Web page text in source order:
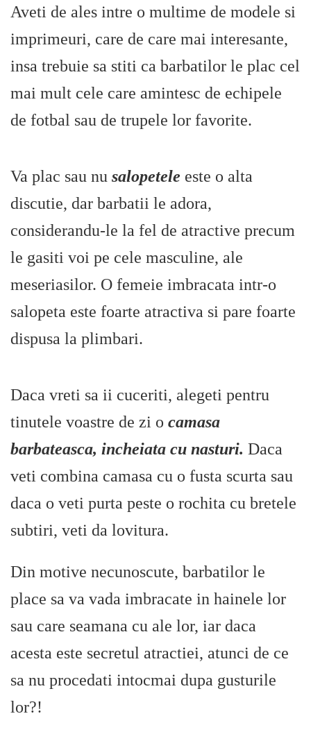
Aveti de ales intre o multime de modele si
imprimeuri, care de care mai interesante,
insa trebuie sa stiti ca barbatilor le plac cel
mai mult cele care amintesc de echipele
de fotbal sau de trupele lor favorite.
Va plac sau nu salopetele este o alta
discutie, dar barbatii le adora,
considerandu-le la fel de atractive precum
le gasiti voi pe cele masculine, ale
meseriasilor. O femeie imbracata intr-o
salopeta este foarte atractiva si pare foarte
dispusa la plimbari.
Daca vreti sa ii cuceriti, alegeti pentru
tinutele voastre de zi o camasa
barbateasca, incheiata cu nasturi. Daca
veti combina camasa cu o fusta scurta sau
daca o veti purta peste o rochita cu bretele
subtiri, veti da lovitura.
Din motive necunoscute, barbatilor le
place sa va vada imbracate in hainele lor
sau care seamana cu ale lor, iar daca
acesta este secretul atractiei, atunci de ce
sa nu procedati intocmai dupa gusturile
lor?!